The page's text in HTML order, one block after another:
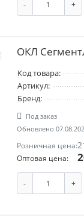
- +
ОКЛ
Код товара:
Артикул:
Бренд:
Под заказ
Обновлено
Розничная цена:
Оптовая цена:
- +